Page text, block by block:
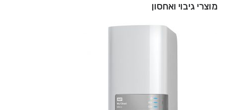
מוצרי גיבוי ואחסון